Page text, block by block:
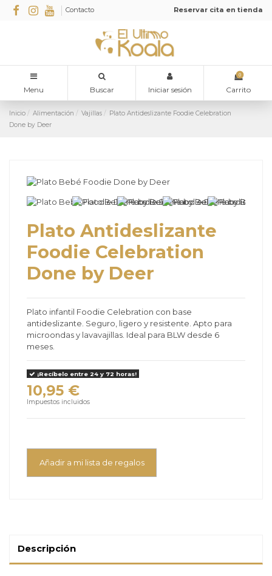
Contacto Reservar cita en tienda
Menu Buscar Iniciar sesión
0
Carrito
Inicio Alimentación Vajillas
Plato Antideslizante Foodie Celebration
Done by Deer
Plato Antideslizante
Foodie Celebration
Done by Deer
Plato infantil Foodie Celebration con base
antideslizante. Seguro, ligero y resistente. Apto para
microondas y lavavajillas. Ideal para BLW desde 6
meses.
¡Recíbelo entre 24 y 72 horas!
10,95 €
Impuestos incluidos
Añadir a mi lista de regalos
Descripción